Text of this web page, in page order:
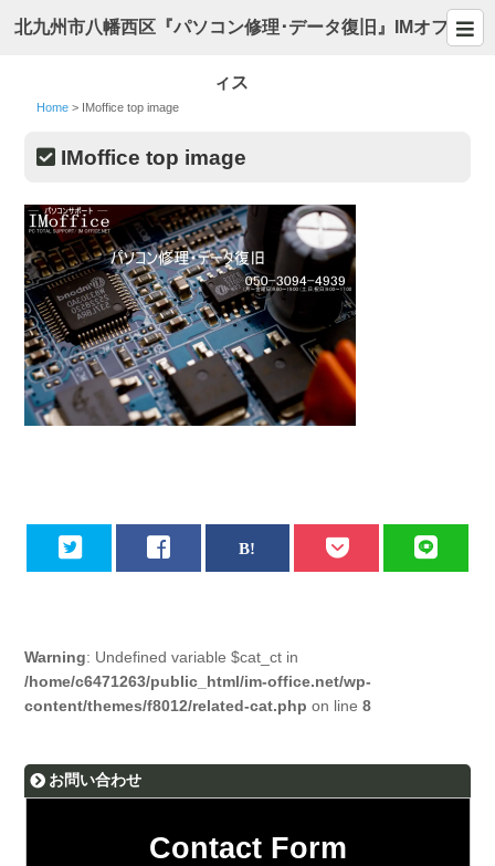
北九州市八幡西区『パソコン修理･データ復旧』IMオフ
ィス
Home > IMoffice top image
IMoffice top image
Warning: Undefined variable $cat_ct in
/home/c6471263/public_html/im-office.net/wp-
content/themes/f8012/related-cat.php on line8
お問い合わせ
Contact Form